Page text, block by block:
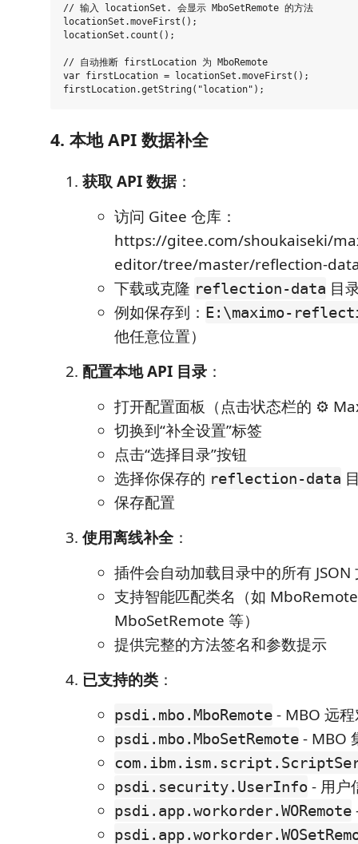
// 输入 locationSet. 会显示 MboSetRemote 的方法
locationSet.moveFirst();
locationSet.count();
// 自动推断 firstLocation 为 MboRemote
var firstLocation = locationSet.moveFirst();
4. 本地 API 数据补全
获取 API 数据：
访问 Gitee 仓库：
https://gitee.com/shoukaiseki/
editor/tree/master/reflection-
下载或克隆 reflection-data 目
例如保存到： E:\maximo-
他任意位置）
配置本地 API 目录 ：
打开配置面板（点击状态栏的 ⚙️
切换到“补全设置”标签
点击“选择目录”按钮
选择你保存的 reflection-data
保存配置
使用离线补全：
插件会自动加载目录中的所有 JSON
支持智能匹配类名（如
MboSetRemote 等）
提供完整的方法签名和参数提示
已支持的类 ：
psdi.mbo.MboRemote - MBO 远
psdi.mbo.MboSetRemote - MBO
psdi.security.UserInfo - 用户
psdi.app.workorder.WORemote